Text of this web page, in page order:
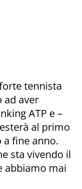
tennista
ad aver
ATP e –
al primo
fine anno.
sta vivendo il
abbiamo mai